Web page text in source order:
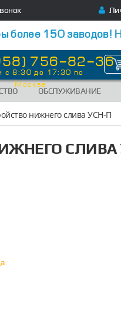
более 150 заводов!
756-82-36
с 8:30 до 17:30 по
Москве
ОБСЛУЖИВАНИЕ
нижнего слива УСН-П
СЛИВА